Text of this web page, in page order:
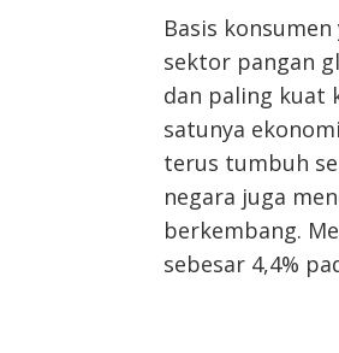
Basis
sektor pangan
dan paling kuat
satunya
terus tumbuh
negara juga
berkembang.
sebesar 4,4%